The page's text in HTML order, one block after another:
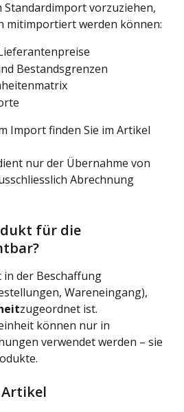
Standardimport vorzuziehen,
mitimportiert werden können:
Bestandsgrenzen
Import finden Sie im Artikel
nur der Übernahme von
Abrechnung
für die
der Beschaffung
Wareneingang),
zugeordnet ist.
können nur in
verwendet werden – sie